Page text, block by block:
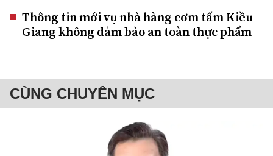
Thông tin mới vụ nhà hàng cơm tấm Kiều
Giang không đảm bảo an toàn thực phẩm
CÙNG CHUYÊN MỤC